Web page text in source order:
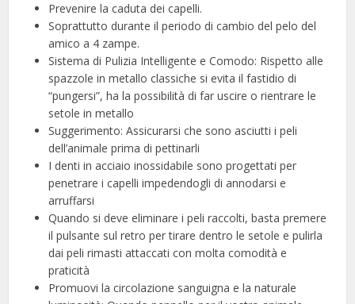
Prevenire la caduta dei capelli.
Soprattutto durante il periodo di cambio del pelo del
amico a 4 zampe.
️️Sistema di Pulizia Intelligente e Comodo: Rispetto alle
spazzole in metallo classiche si evita il fastidio di
“pungersi”, ha la possibilità di far uscire o rientrare le
setole in metallo
️️Suggerimento: Assicurarsi che sono asciutti i peli
dell’animale prima di pettinarli
I denti in acciaio inossidabile sono progettati per
penetrare i capelli impedendogli di annodarsi e
arruffarsi
Quando si deve eliminare i peli raccolti, basta premere
il pulsante sul retro per tirare dentro le setole e pulirla
dai peli rimasti attaccati con molta comodità e
praticità
️️Promuovi la circolazione sanguigna e la naturale